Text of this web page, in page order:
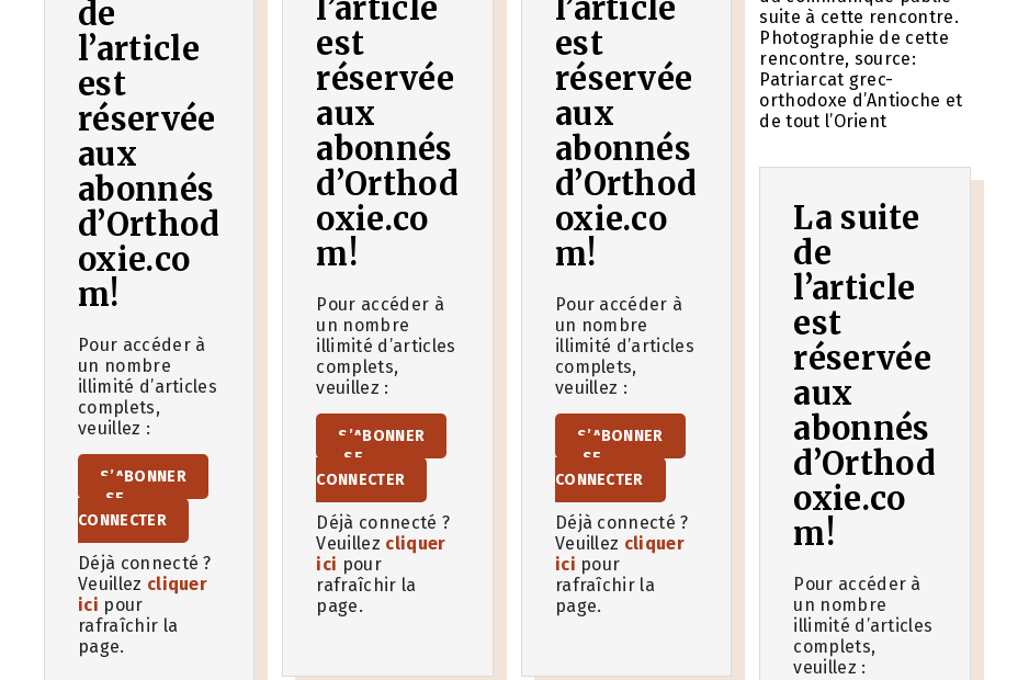
de
l’article
est
réservée
aux
abonnés
d’Orthod
oxie.co
m!
Pour accéder à
un nombre
illimité d’articles
complets,
veuillez :
S’ABONNER
SE
CONNECTER
Déjà connecté ?
Veuillez cliquer
ici pour
rafraîchir la
page.
l’article
est
réservée
aux
abonnés
d’Orthod
oxie.co
m!
Pour accéder à
un nombre
illimité d’articles
complets,
veuillez :
S’ABONNER
SE
CONNECTER
Déjà connecté ?
Veuillez cliquer
ici pour
rafraîchir la
page.
l’article
est
réservée
aux
abonnés
d’Orthod
oxie.co
m!
Pour accéder à
un nombre
illimité d’articles
complets,
veuillez :
S’ABONNER
SE
CONNECTER
Déjà connecté ?
Veuillez cliquer
ici pour
rafraîchir la
page.
suite à cette rencontre.
Photographie de cette
rencontre, source:
Patriarcat grec-
orthodoxe d’Antioche et
de tout l’Orient
La suite
de
l’article
est
réservée
aux
abonnés
d’Orthod
oxie.co
m!
Pour accéder à
un nombre
illimité d’articles
complets,
veuillez :